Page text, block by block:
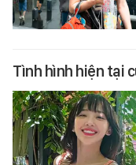
Tình hình hiện tại